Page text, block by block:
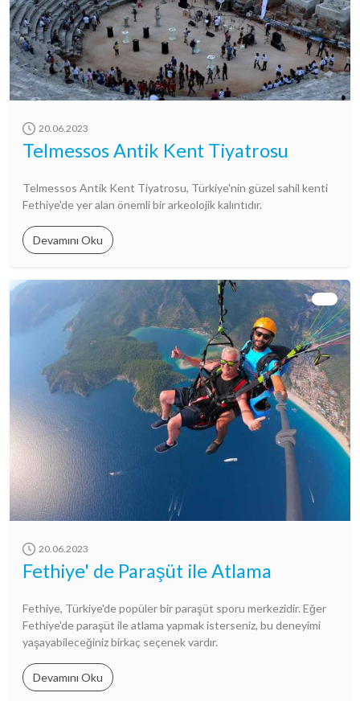
20.06.2023
Telmessos Antik Kent Tiyatrosu
Telmessos Antik Kent Tiyatrosu, Türkiye'nin güzel sahil kenti
Fethiye'de yer alan önemli bir arkeolojik kalıntıdır.
Devamını Oku
20.06.2023
Fethiye' de Paraşüt ile Atlama
Fethiye, Türkiye'de popüler bir paraşüt sporu merkezidir. Eğer
Fethiye'de paraşüt ile atlama yapmak isterseniz, bu deneyimi
yaşayabileceğiniz birkaç seçenek vardır.
Devamını Oku